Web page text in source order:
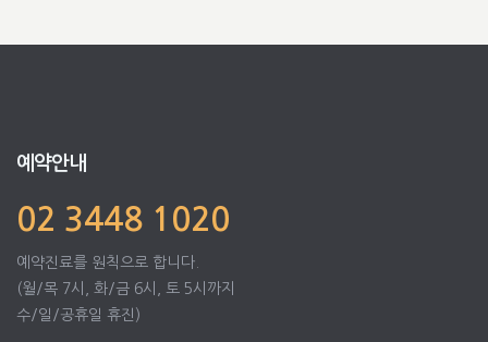
예약안내
02 3448 1020
예약진료를 원칙으로 합니다.
(월/목 7시, 화/금 6시, 토 5시까지
수/일/공휴일 휴진)